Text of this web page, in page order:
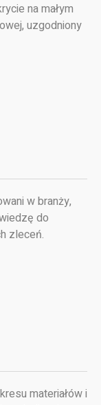
na małym
uzgodniony
w branży,
do
zleceń.
materiałów i